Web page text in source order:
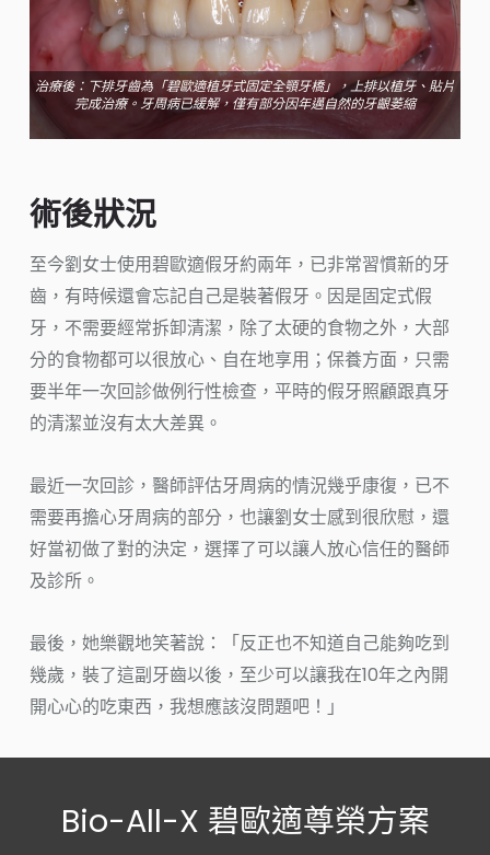
治療後：下排牙齒為「碧歐適植牙式固定全顎牙橋」，上排以植牙、貼片
完成治療。牙周病已緩解，僅有部分因年邁自然的牙齦萎縮
術後狀況
至今劉女士使用碧歐適假牙約兩年，已非常習慣新的牙
齒，有時候還會忘記自己是裝著假牙。因是固定式假
牙，不需要經常拆卸清潔，除了太硬的食物之外，大部
分的食物都可以很放心、自在地享用；保養方面，只需
要半年一次回診做例行性檢查，平時的假牙照顧跟真牙
的清潔並沒有太大差異。
最近一次回診，醫師評估牙周病的情況幾乎康復，已不
需要再擔心牙周病的部分，也讓劉女士感到很欣慰，還
好當初做了對的決定，選擇了可以讓人放心信任的醫師
及診所。
最後，她樂觀地笑著說：「反正也不知道自己能夠吃到
幾歲，裝了這副牙齒以後，至少可以讓我在10年之內開
開心心的吃東西，我想應該沒問題吧！」
Bio-All-X 碧歐適尊榮方案